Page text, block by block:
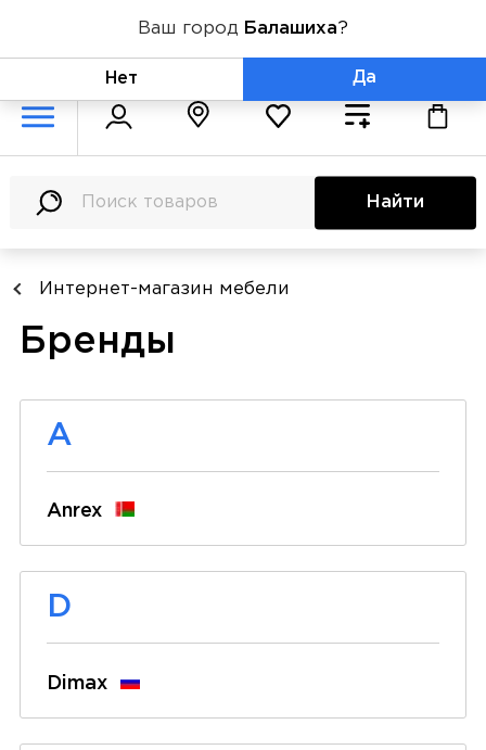
+7 (800) 775-71-06
Найти
Интернет-магазин мебели
Бренды
A
Anrex
D
Dimax
Ваш город Балашиха?
Нет Да